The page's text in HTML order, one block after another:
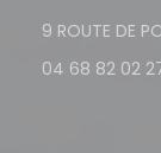
9 ROUTE DE
04 68 82 02